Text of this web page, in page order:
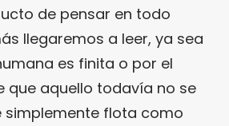
de pensar en todo
llegaremos a leer, ya sea
es finita o por el
que aquello todavía no se
simplemente flota como